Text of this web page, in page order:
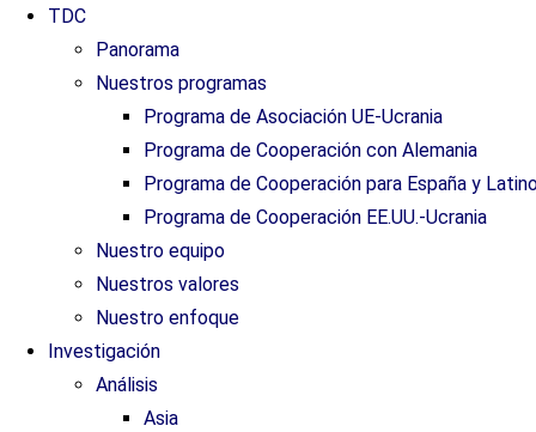
TDC
Panorama
Nuestros programas
Programa de Asociación UE-Ucrania
Programa de Cooperación con Alemania
Programa de Cooperación para España y
Programa de Cooperación EE.UU.-Ucrania
Nuestro equipo
Nuestros valores
Nuestro enfoque
Investigación
Análisis
Asia